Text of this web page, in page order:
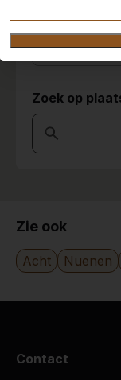
Ivm het
voetbaltafel
hij ziet er erg
Helma
10
Niels silleman
voetbaltafels
echt pauze !
Categorie
Alles
Zoek op
Zie ook
Acht Nuenen
Contact